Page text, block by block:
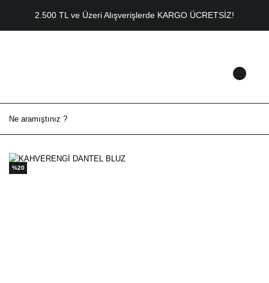
2.500 TL ve Üzeri Alışverişlerde KARGO ÜCRETSİZ!
%20